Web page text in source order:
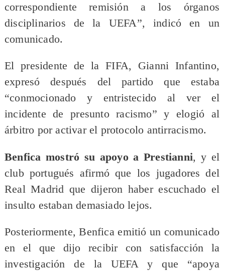
correspondiente remisión a los órganos
disciplinarios de la UEFA”, indicó en un
comunicado.
El presidente de la FIFA, Gianni Infantino,
expresó después del partido que estaba
“conmocionado y entristecido al ver el
incidente de presunto racismo” y elogió al
árbitro por activar el protocolo antirracismo.
Benfica mostró su apoyo a Prestianni, y el
club portugués afirmó que los jugadores del
Real Madrid que dijeron haber escuchado el
insulto estaban demasiado lejos.
Posteriormente, Benfica emitió un comunicado
en el que dijo recibir con satisfacción la
investigación de la UEFA y que “apoya